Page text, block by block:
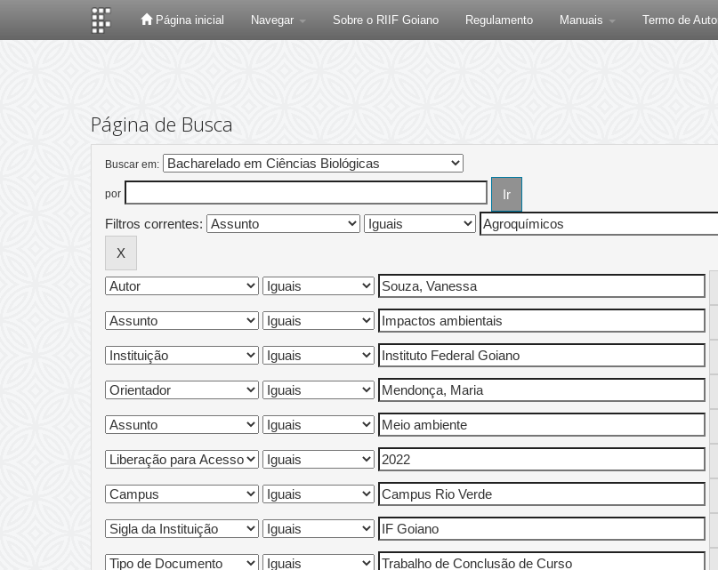
Página inicial Navegar Sobre o RIIF Goiano Regulamento Manuais Termo de
Página de Busca
Buscar em:
por
Filtros correntes: